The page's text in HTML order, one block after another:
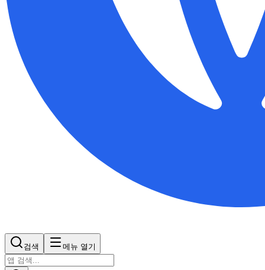
검색 메뉴 열기